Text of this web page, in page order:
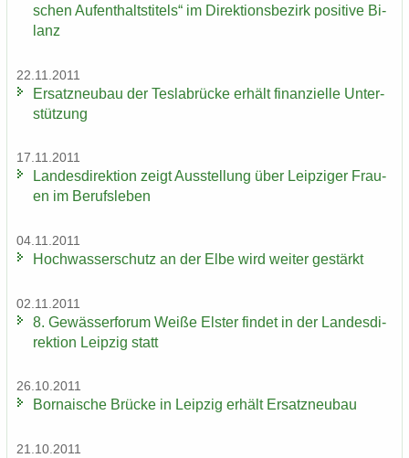
schen Auf­ent­halts­ti­tels“ im Di­rek­ti­ons­be­zirk po­si­ti­ve Bi­
lanz
22.11.2011
Er­satz­neu­bau der Tes­la­b­rü­cke er­hält fi­nan­zi­el­le Un­ter­
stüt­zung
17.11.2011
Lan­des­di­rek­ti­on zeigt Aus­stel­lung über Leip­zi­ger Frau­
en im Be­rufs­le­ben
04.11.2011
Hoch­was­ser­schutz an der Elbe wird wei­ter ge­stärkt
02.11.2011
8. Ge­wäs­ser­fo­rum Weiße Els­ter fin­det in der Lan­des­di­
rek­ti­on Leip­zig statt
26.10.2011
Bor­na­i­sche Brü­cke in Leip­zig er­hält Er­satz­neu­bau
21.10.2011